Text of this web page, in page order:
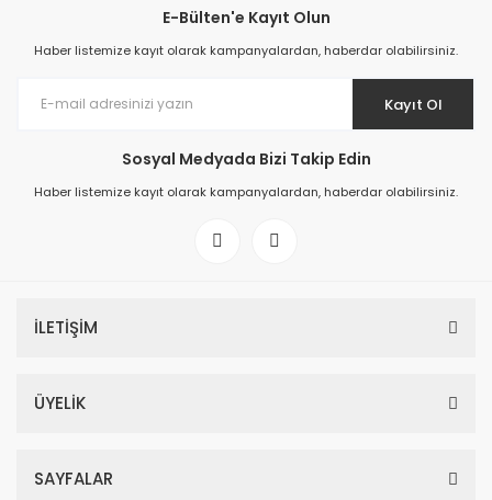
E-Bülten'e Kayıt Olun
Haber listemize kayıt olarak kampanyalardan, haberdar olabilirsiniz.
Kayıt Ol
Sosyal Medyada Bizi Takip Edin
Haber listemize kayıt olarak kampanyalardan, haberdar olabilirsiniz.
İLETİŞİM
ÜYELİK
SAYFALAR